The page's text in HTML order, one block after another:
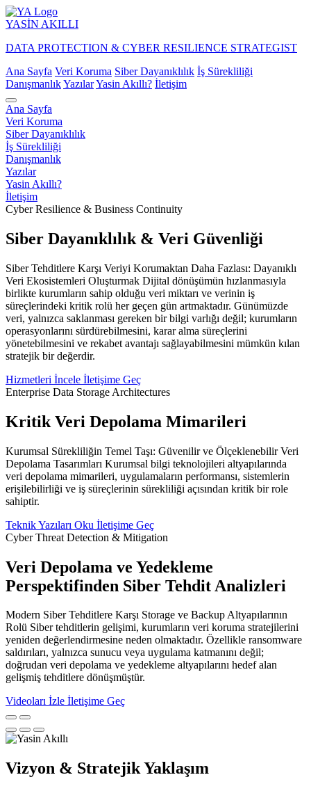
YASİN AKILLI
DATA PROTECTION & CYBER RESILIENCE STRATEGIST
Ana Sayfa Veri Koruma Siber Dayanıklılık İş Sürekliliği
DanışmanlıkYazılarYasin Akıllı? İletişim
Ana Sayfa
Veri Koruma
Siber Dayanıklılık
İş Sürekliliği
Danışmanlık
Yazılar
Yasin Akıllı?
İletişim
Cyber Resilience & Business Continuity
Siber Dayanıklılık & Veri Güvenliği
Siber Tehditlere Karşı Veriyi Korumaktan Daha Fazlası: Dayanıklı
Veri Ekosistemleri Oluşturmak Dijital dönüşümün hızlanmasıyla
birlikte kurumların sahip olduğu veri miktarı ve verinin iş
süreçlerindeki kritik rolü her geçen gün artmaktadır. Günümüzde
veri, yalnızca saklanması gereken bir bilgi varlığı değil; kurumların
operasyonlarını sürdürebilmesini, karar alma süreçlerini
yönetebilmesini ve rekabet avantajı sağlayabilmesini mümkün kılan
stratejik bir değerdir.
Hizmetleri İncele İletişime Geç
Enterprise Data Storage Architectures
Kritik Veri Depolama Mimarileri
Kurumsal Sürekliliğin Temel Taşı: Güvenilir ve Ölçeklenebilir Veri
Depolama Tasarımları Kurumsal bilgi teknolojileri altyapılarında
veri depolama mimarileri, uygulamaların performansı, sistemlerin
erişilebilirliği ve iş süreçlerinin sürekliliği açısından kritik bir role
sahiptir.
Teknik Yazıları Oku İletişime Geç
Cyber Threat Detection & Mitigation
Veri Depolama ve Yedekleme
Perspektifinden Siber Tehdit Analizleri
Modern Siber Tehditlere Karşı Storage ve Backup Altyapılarının
Rolü Siber tehditlerin gelişimi, kurumların veri koruma stratejilerini
yeniden değerlendirmesine neden olmaktadır. Özellikle ransomware
saldırıları, yalnızca sunucu veya uygulama katmanını değil;
doğrudan veri depolama ve yedekleme altyapılarını hedef alan
gelişmiş tehditlere dönüşmüştür.
Videoları İzle İletişime Geç
Vizyon & Stratejik Yaklaşım